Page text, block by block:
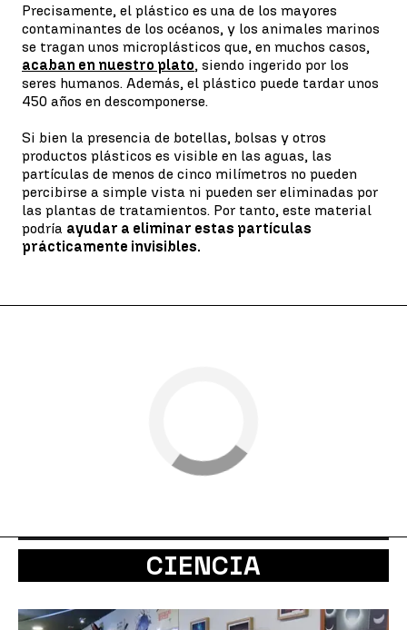
Precisamente, el plástico es una de los mayores
contaminantes de los océanos, y los animales marinos
se tragan unos microplásticos que, en muchos casos,
acaban en nuestro plato, siendo ingerido por los
seres humanos. Además, el plástico puede tardar unos
450 años en descomponerse.
Si bien la presencia de botellas, bolsas y otros
productos plásticos es visible en las aguas, las
partículas de menos de cinco milímetros no pueden
percibirse a simple vista ni pueden ser eliminadas por
las plantas de tratamientos. Por tanto, este material
podría ayudar a eliminar estas partículas
prácticamente invisibles.
CIENCIA